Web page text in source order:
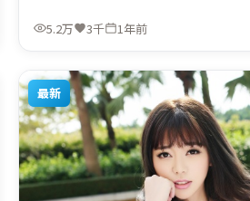
于2025年8月8日（中国台湾）在部分
5.2万 3千 1年前
最新